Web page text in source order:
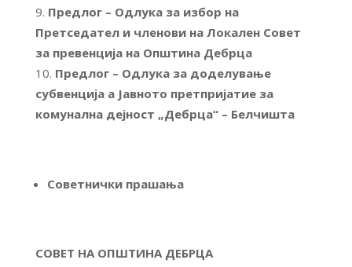
Предлог – Одлука за избор на
Претседател и членови на Локален Совет
за превенција на Општина Дебрца
Предлог – Одлука за доделување
субвенција а Јавното претпријатие за
комунална дејност „Дебрца“ – Белчишта
Советнички прашања
СОВЕТ НА ОПШТИНА ДЕБРЦА